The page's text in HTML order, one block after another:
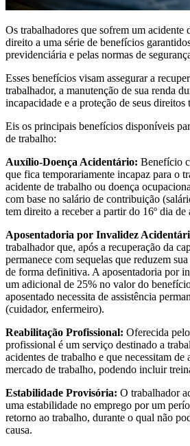
Os trabalhadores que sofrem um acidente
direito a uma série de benefícios
previdenciária e pelas normas de
Esses benefícios visam assegurar a
trabalhador, a manutenção de sua renda
incapacidade e a proteção de seus direitos
Eis os principais benefícios disponíveis
de trabalho:
Auxílio-Doença Acidentário: Benefício
que fica temporariamente incapaz para o
acidente de trabalho ou doença
com base no salário de contribuição
tem direito a receber a partir do 16º dia de
Aposentadoria por Invalidez
trabalhador que, após a recuperação da
permanece com sequelas que reduzem
de forma definitiva. A aposentadoria por
um adicional de 25% no valor do
aposentado necessita de assistência
(cuidador, enfermeiro).
Reabilitação Profissional: Oferecida
profissional é um serviço destinado a
acidentes de trabalho e que necessitam de
mercado de trabalho, podendo incluir
Estabilidade Provisória: O trabalhador
uma estabilidade no emprego por um
retorno ao trabalho, durante o qual não
causa.